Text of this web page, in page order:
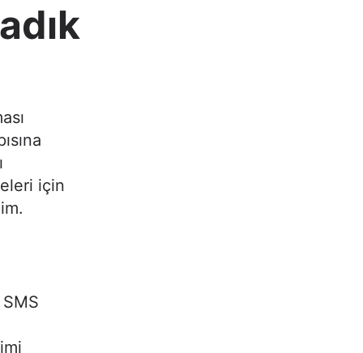
için